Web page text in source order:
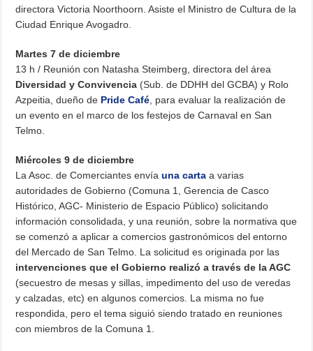
directora Victoria Noorthoorn. Asiste el Ministro de Cultura de la
Ciudad Enrique Avogadro.
Martes 7 de diciembre
13 h / Reunión con Natasha Steimberg, directora del área
Diversidad y Convivencia (Sub. de DDHH del GCBA) y Rolo
Azpeitia, dueño de Pride Café , para evaluar la realización de
un evento en el marco de los festejos de Carnaval en San
Telmo.
Miércoles 9 de diciembre
La Asoc. de Comerciantes envíauna cartaa varias
autoridades de Gobierno (Comuna 1, Gerencia de Casco
Histórico, AGC- Ministerio de Espacio Público) solicitando
información consolidada, y una reunión, sobre la normativa que
se comenzó a aplicar a comercios gastronómicos del entorno
del Mercado de San Telmo. La solicitud es originada por las
intervenciones que el Gobierno realizó a través de la AGC
(secuestro de mesas y sillas, impedimento del uso de veredas
y calzadas, etc) en algunos comercios. La misma no fue
respondida, pero el tema siguió siendo tratado en reuniones
con miembros de la Comuna 1.